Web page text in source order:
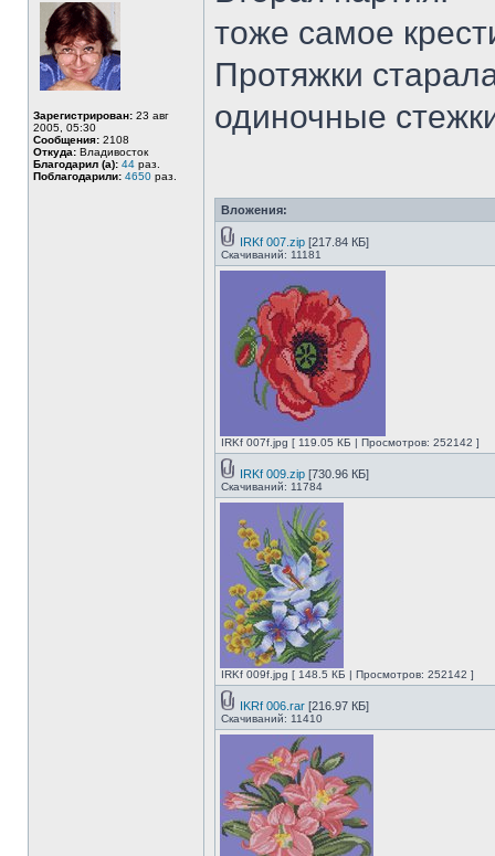
Зарегистрирован: 23 авг
2005, 05:30
Сообщения: 2108
Откуда: Владивосток
Благодарил (а): 44 раз.
Поблагодарили: 4650 раз.
тоже самое
Протяжки
одиночные
Вложения:
IRKf 007.zip [217.84 КБ]
Скачиваний: 11181
IRKf 007f.jpg [ 119.05 КБ | Просмотров: 252142 ]
IRKf 009.zip [730.96 КБ]
Скачиваний: 11784
IRKf 009f.jpg [ 148.5 КБ | Просмотров: 252142 ]
IKRf 006.rar [216.97 КБ]
Скачиваний: 11410